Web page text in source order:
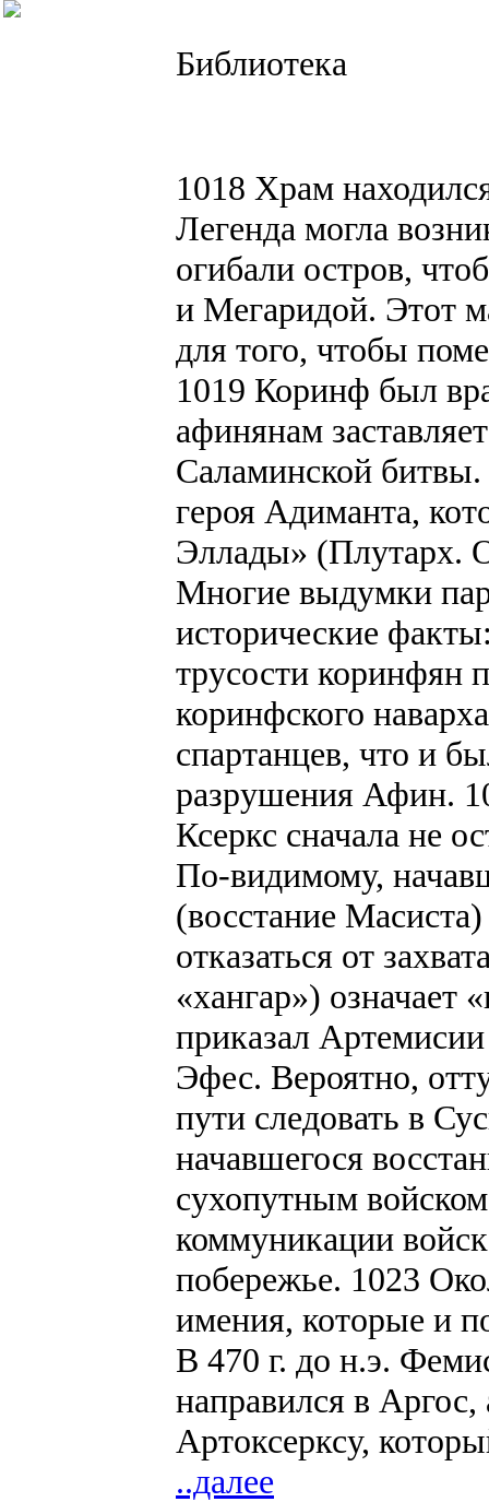
Библиотека
1018 Храм
Легенда могла
огибали остров,
и Мегаридой. Этот
для того, чтобы
1019 Коринф был
афинянам
Саламинской
героя Адиманта,
Эллады» (Плутарх.
Многие выдумки
исторические
трусости коринфян
коринфского
спартанцев, что и
разрушения Афин.
Ксеркс сначала не
По-видимому,
(восстание
отказаться от
«хангар») означает
приказал
Эфес. Вероятно,
пути следовать в
начавшегося
сухопутным
коммуникации
побережье. 1023
имения, которые и
В 470 г. до н.э.
направился в
Артоксерксу,
..далее